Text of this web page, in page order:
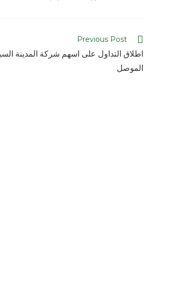
Previous Post
اطلاق التداول على اسهم شركة المدينة
الموصل